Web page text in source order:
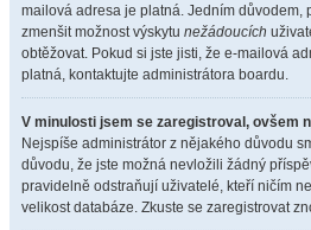
mailová adresa je platná. Jedním důvodem,
zmenšit možnost výskytu nežádoucích
obtěžovat. Pokud si jste jisti, že e-mailová
platná, kontaktujte administrátora boardu.
V minulosti jsem se zaregistroval, ovšem
Nejspíše administrátor z nějakého důvodu
důvodu, že jste možná nevložili žádný
pravidelně odstraňují uživatelé, kteří ničím
velikost databáze. Zkuste se zaregistrovat